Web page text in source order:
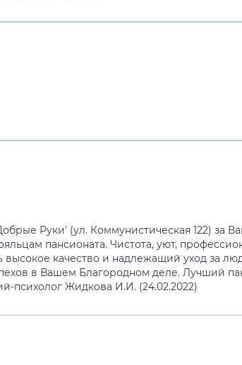
Руки' (ул. Коммунистическая 122) за
пансионата. Чистота, уют,
высокое качество и надлежащий уход за
в Вашем Благородном деле. Лучший
психолог Жидкова И.И. (24.02.2022)